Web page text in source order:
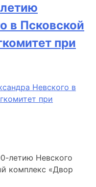
в Псковской
при
Невского в
при
летию Невского
комплекс «Двор